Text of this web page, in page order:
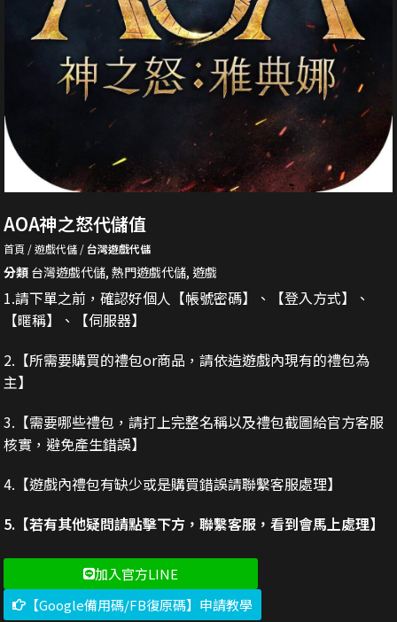
AOA神之怒代儲值
首頁 遊戲代儲 台灣遊戲代儲
分類 台灣遊戲代儲, 熱門遊戲代儲, 遊戲
1.請下單之前，確認好個人【帳號密碼】、【登入方式】、
【暱稱】、【伺服器】
2. 【所需要購買的禮包or商品，請依造遊戲內現有的禮包為
主】
3. 【需要哪些禮包，請打上完整名稱以及禮包截圖給官方客服
核實，避免產生錯誤】
4.【遊戲內禮包有缺少或是購買錯誤請聯繫客服處理】
5.【若有其他疑問請點擊下方，聯繫客服，看到會馬上處理】
加入官方LINE
【Google備用碼/FB復原碼】申請教學